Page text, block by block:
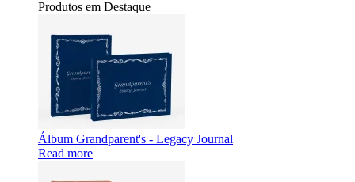
Produtos em Destaque
Álbum Grandparent's - Legacy Journal
Read more